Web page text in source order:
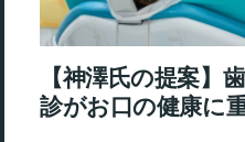
【神澤氏の提案】
診がお口の健康に